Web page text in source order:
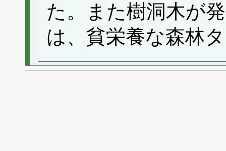
た。また樹洞木が
は、貧栄養な森林